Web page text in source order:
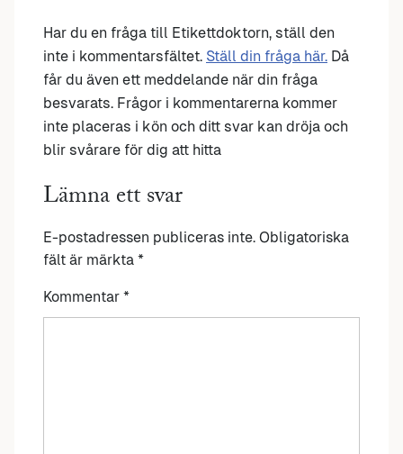
Har du en fråga till Etikettdoktorn, ställ den
inte i kommentarsfältet. Ställ din fråga här. Då
får du även ett meddelande när din fråga
besvarats. Frågor i kommentarerna kommer
inte placeras i kön och ditt svar kan dröja och
blir svårare för dig att hitta
Lämna ett svar
E-postadressen publiceras inte. Obligatoriska
fält är märkta *
Kommentar *